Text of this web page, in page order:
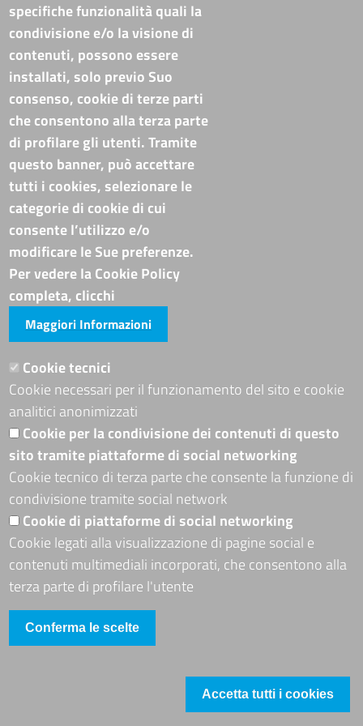
Tel. Sede Legale: 0971/412111
Tel. Sede Secondaria: 0835/338411
C.F./P.IVA: 02019590765
Codi. univoco ufficio fatt. elettronica: T94M75
cameradicommercio@pec.basilicata.camcom.it
Pubblicità e trasparenza
Amministrazione Trasparente
Albo online
Bandi di concorso
Codice disciplinare e codice di condotta
Avvisi e bandi
Piattaforma TRASPARE E ALBO FORNITORI
Avvisi e atti di altre Amministrazioni
Visite totali al portale: 4014730
Siti tematici
ADRION PROGRAMME
Seguici su
Sito web
Mappa del sito
Accessibilità
Accesso riservato
specifiche funzionalità quali la
condivisione e/o la visione di
contenuti, possono essere
installati, solo previo Suo
consenso, cookie di terze parti
che consentono alla terza parte
di profilare gli utenti. Tramite
questo banner, può accettare
tutti i cookies, selezionare le
categorie di cookie di cui
consente l’utilizzo e/o
modificare le Sue preferenze.
Per vedere la Cookie Policy
completa, clicchi
Maggiori Informazioni
Cookie tecnici
Cookie necessari per il funzionamento del sito e cookie
analitici anonimizzati
Cookie per la condivisione dei contenuti di questo
sito tramite piattaforme di social networking
Cookie tecnico di terza parte che consente la funzione di
condivisione tramite social network
Cookie di piattaforme di social networking
Cookie legati alla visualizzazione di pagine social e
contenuti multimediali incorporati, che consentono alla
terza parte di profilare l'utente
Conferma le scelte
Accetta tutti i cookies